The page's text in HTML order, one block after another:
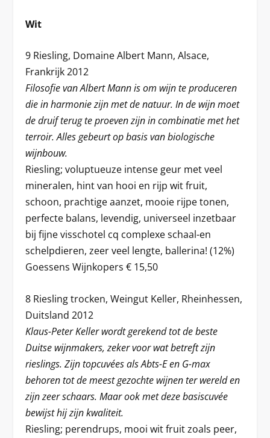
Wit
9 Riesling, Domaine Albert Mann, Alsace,
Frankrijk 2012
Filosofie van Albert Mann is om wijn te produceren
die in harmonie zijn met de natuur. In de wijn moet
de druif terug te proeven zijn in combinatie met het
terroir. Alles gebeurt op basis van biologische
wijnbouw.
Riesling; voluptueuze intense geur met veel
mineralen, hint van hooi en rijp wit fruit,
schoon, prachtige aanzet, mooie rijpe tonen,
perfecte balans, levendig, universeel inzetbaar
bij fijne visschotel cq complexe schaal-en
schelpdieren, zeer veel lengte, ballerina! (12%)
Goessens Wijnkopers € 15,50
8 Riesling trocken, Weingut Keller, Rheinhessen,
Duitsland 2012
Klaus-Peter Keller wordt gerekend tot de beste
Duitse wijnmakers, zeker voor wat betreft zijn
rieslings. Zijn topcuvées als Abts-E en G-max
behoren tot de meest gezochte wijnen ter wereld en
zijn zeer schaars. Maar ook met deze basiscuvée
bewijst hij zijn kwaliteit.
Riesling; perendrups, mooi wit fruit zoals peer,